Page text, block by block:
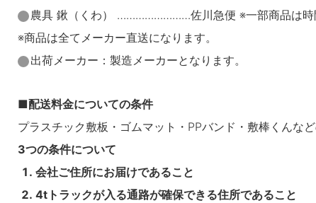
農具 鍬（くわ） ……………………佐川急便 ※一部商品は時
※商品は全てメーカー直送になります。
出荷メーカー：製造メーカーとなります。
配送料金についての条件
プラスチック敷板・ゴムマット・PPバンド・敷棒くんな
3つの条件について
会社ご住所にお届けであること
4tトラックが入る通路が確保できる住所であること